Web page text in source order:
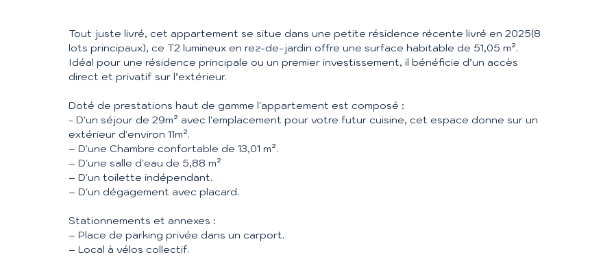
Tout juste livré, cet appartement se situe dans une petite résidence récente livré en 2025(8
lots principaux), ce T2 lumineux en rez-de-jardin offre une surface habitable de 51,05 m².
Idéal pour une résidence principale ou un premier investissement, il bénéficie d’un accès
direct et privatif sur l’extérieur.
Doté de prestations haut de gamme l'appartement est composé :
- D'un séjour de 29m² avec l'emplacement pour votre futur cuisine, cet espace donne sur un
extérieur d'environ 11m².
– D'une Chambre confortable de 13,01 m².
– D'une salle d'eau de 5,88 m²
– D'un toilette indépendant.
– D'un dégagement avec placard.
Stationnements et annexes :
– Place de parking privée dans un carport.
– Local à vélos collectif.